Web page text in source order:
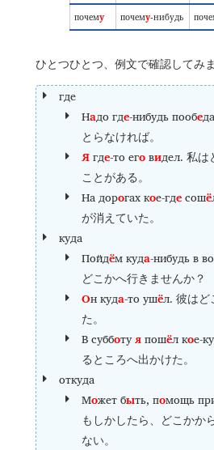
почему почему-нибудь
ひとつひとつ、例文で確認してみま
где
Надо где-нибудь пообе
とらなければ。
Ягде-то еговидел. 私は
ことがある。
На дорогах кое-гдесошё
が消えていた。
куда
Пойдём куда-нибудь в
どこかへ行きませんか？
Он куда-то ушёл. 彼はど
た。
В субботуяпошёл кое-
るところへ出かけた。
откуда
Может быть, помощь
もしかしたら、どこかか
ない。